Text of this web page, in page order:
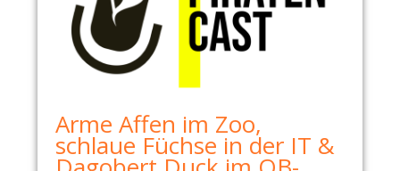
Arme Affen im Zoo,
schlaue Füchse in der IT &